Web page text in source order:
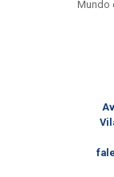
Mundo